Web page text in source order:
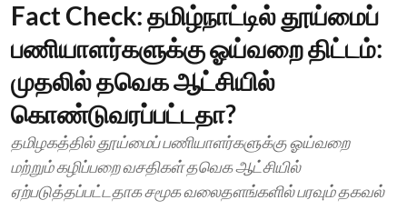
Fact Check: தமிழ்நாட்டில் தூய்மைப்
பணியாளர்களுக்கு ஓய்வறை திட்டம்:
முதலில் தவெக ஆட்சியில்
கொண்டுவரப்பட்டதா?
தமிழகத்தில் தூய்மைப் பணியாளர்களுக்கு ஓய்வறை
மற்றும் கழிப்பறை வசதிகள் தவெக ஆட்சியில்
ஏற்படுத்தப்பட்டதாக சமூக வலைதளங்களில் பரவும் தகவல்